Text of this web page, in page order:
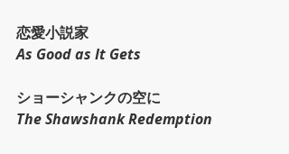
恋愛小説家
As Good as It Gets
ショーシャンクの空に
The Shawshank Redemption